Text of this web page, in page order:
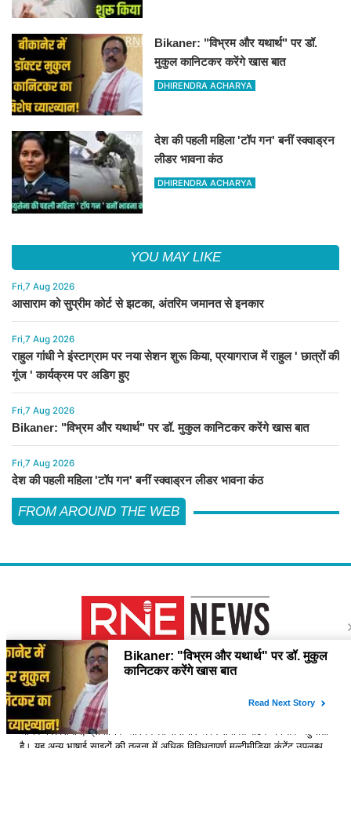
Bikaner: "विभ्रम और यथार्थ" पर डॉ.
मुकुल कानिटकर करेंगे खास बात
DHIRENDRA ACHARYA
देश की पहली महिला 'टॉप गन' बनीं स्क्वाड्रन
लीडर भावना कंठ
DHIRENDRA ACHARYA
YOU MAY LIKE
Fri,7 Aug 2026
आसाराम को सुप्रीम कोर्ट से झटका, अंतरिम जमानत से इनकार
Fri,7 Aug 2026
राहुल गांधी ने इंस्टाग्राम पर नया सेशन शुरू किया, प्रयागराज में राहुल ' छात्रों की
गूंज ' कार्यक्रम पर अडिग हुए
Fri,7 Aug 2026
Bikaner: "विभ्रम और यथार्थ" पर डॉ. मुकुल कानिटकर करेंगे खास बात
Fri,7 Aug 2026
देश की पहली महिला 'टॉप गन' बनीं स्क्वाड्रन लीडर भावना कंठ
FROM AROUND THE WEB
About Us
विश्व में सबसे तेजी से बढ़ती हुई हिंदी समाचार वेबसाइट है, जो हिंदी न्यूज साइटों में सबसे
अधिक विश्वसनीय, प्रामाणिक और निष्पक्ष समाचार अपने समर्पित पाठक वर्ग तक पहुंचाती
है। यह अन्य भाषाई साइटों की तुलना में अधिक विविधतापूर्ण मल्टीमीडिया कंटेंट उपलब्ध